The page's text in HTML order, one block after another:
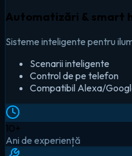
Automatizări & smart
Sisteme inteligente pentru
Scenarii inteligente
Control de pe telefon
Compatibil Alexa/
10+
Ani de experiență